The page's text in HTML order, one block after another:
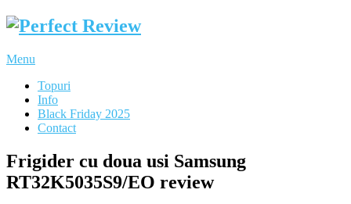
Menu
Topuri
Info
Black Friday 2025
Contact
Frigider cu doua usi Samsung
RT32K5035S9/EO review